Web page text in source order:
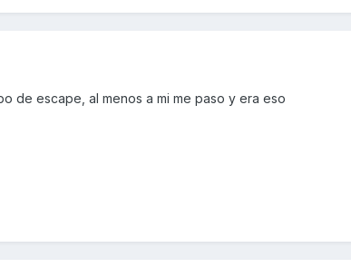
de escape, al menos a mi me paso y era eso